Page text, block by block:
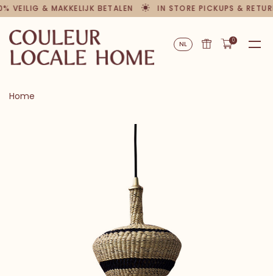
VEILIG & MAKKELIJK BETALEN IN STORE PICKUPS &
NL 0
Home